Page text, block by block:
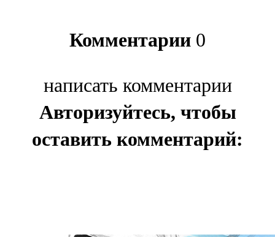
Комментарии 0
написать комментарии
Авторизуйтесь, чтобы
оставить комментарий: